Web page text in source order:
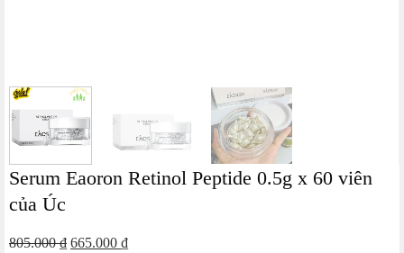
Serum Eaoron Retinol Peptide 0.5g x 60 viên
của Úc
805.000₫ Giá
665.000 ₫Giá